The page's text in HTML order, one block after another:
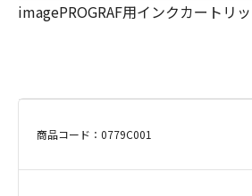
imagePROGRAF用インクカートリ
商品コード：0779C001